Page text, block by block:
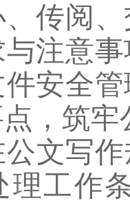
传阅
注意
件安全
，筑
文写
理工作